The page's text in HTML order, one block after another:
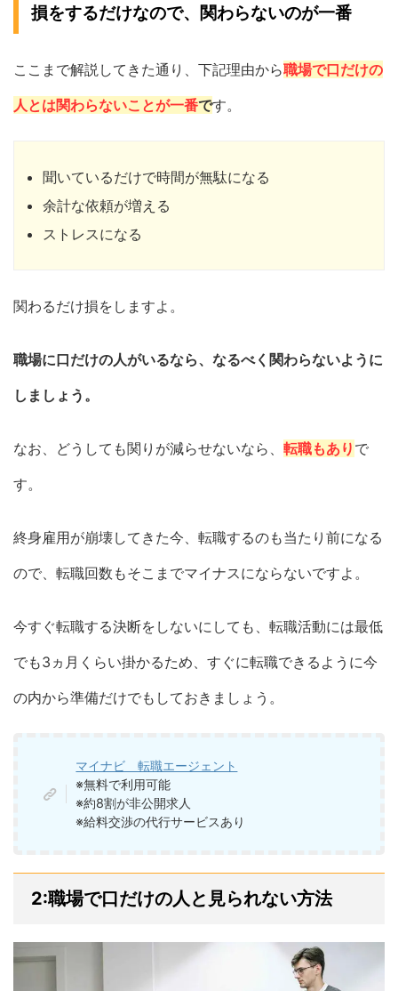
損をするだけなので、関わらないのが一番
ここまで解説してきた通り、下記理由から職場で口だけの
人とは関わらないことが一番です。
聞いているだけで時間が無駄になる
余計な依頼が増える
ストレスになる
関わるだけ損をしますよ。
職場に口だけの人がいるなら、なるべく関わらないように
しましょう。
なお、どうしても関りが減らせないなら、 転職もあり で
す。
終身雇用が崩壊してきた今、転職するのも当たり前になる
ので、転職回数もそこまでマイナスにならないですよ。
今すぐ転職する決断をしないにしても、転職活動には最低
でも3ヵ月くらい掛かるため、すぐに転職できるように今
の内から準備だけでもしておきましょう。
マイナビ 転職エージェント
※無料で利用可能
※約8割が非公開求人
※給料交渉の代行サービスあり
2:職場で口だけの人と見られない方法